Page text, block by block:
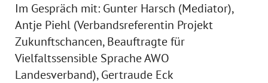
Im Gespräch mit: Gunter Harsch (Mediator),
Antje Piehl (Verbandsreferentin Projekt
Zukunftschancen, Beauftragte für
Vielfaltssensible Sprache AWO
Landesverband), Gertraude Eck